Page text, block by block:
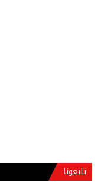
تابعونا